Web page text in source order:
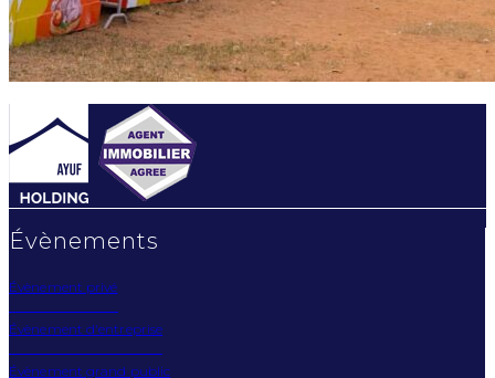
Évènements
Évènement privé
Évènement d'entreprise
Évènement grand public